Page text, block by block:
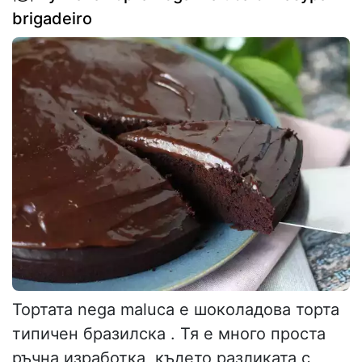
brigadeiro
Тортата nega maluca е шоколадова торта
типичен бразилска . Тя е много проста
ръчна изработка, където разликата с